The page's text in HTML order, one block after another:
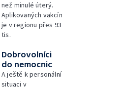
než minulé úterý.
Aplikovaných vakcín
je v regionu přes 93
tis.
Dobrovolníci
do nemocnic
A ještě k personální
situaci v